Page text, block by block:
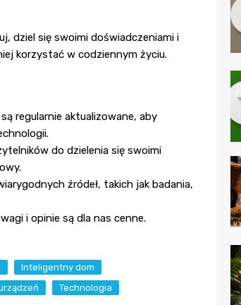
dziel się swoimi doświadczeniami i
korzystać w codziennym życiu.
regularnie aktualizowane, aby
do dzielenia się swoimi
źródeł, takich jak badania,
i opinie są dla nas cenne.
Inteligentny dom
Technologia